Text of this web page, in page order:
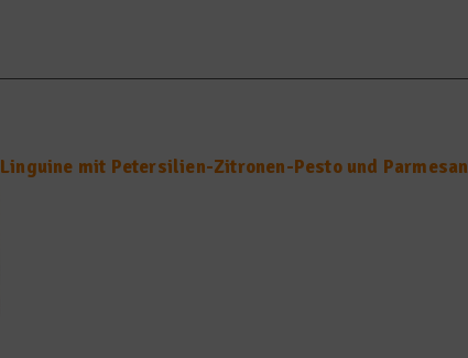
Linguine mit Petersilien-Zitronen-Pesto und Parmesan